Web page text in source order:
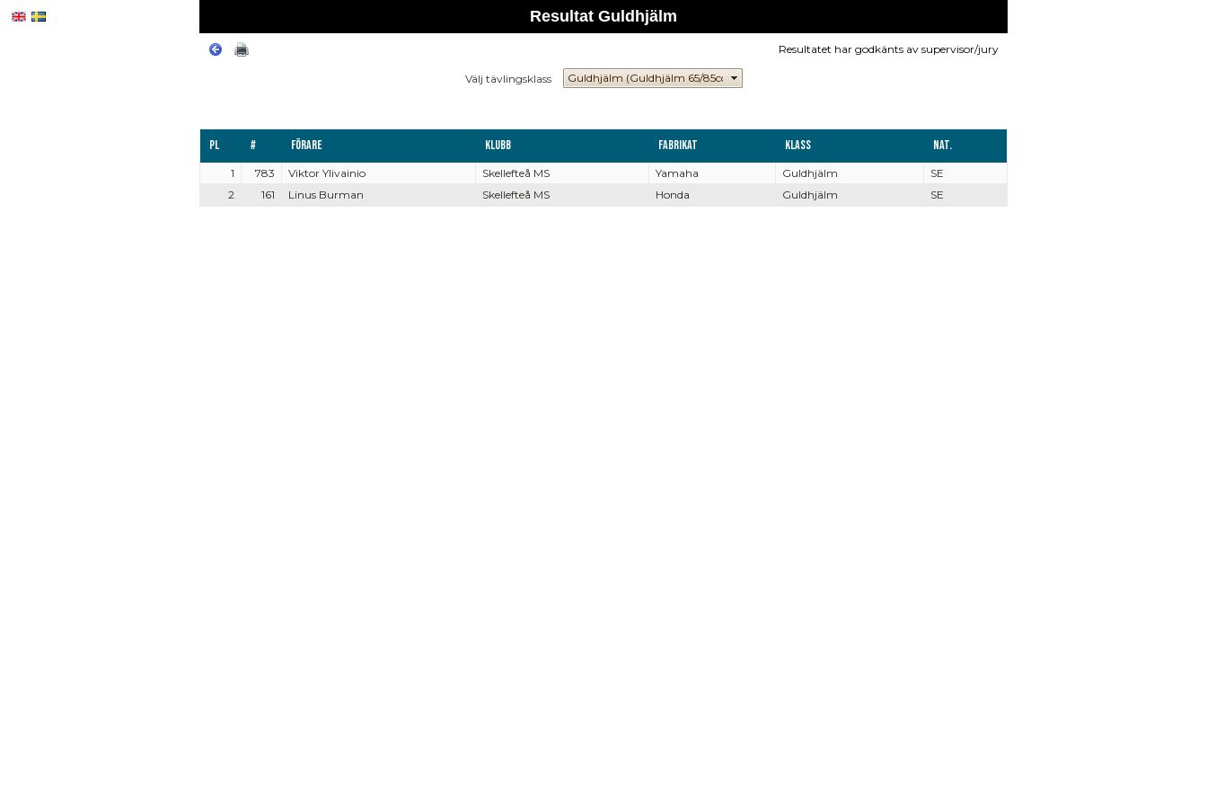
Resultat Guldhjälm
Resultatet har godkänts av supervisor/jury
Välj tävlingsklass
Pl # Förare Klubb Fabrikat Klass Nat.
1 783 Viktor Ylivainio Skellefteå MS Yamaha Guldhjälm
SE
2
161 Linus Burman Skellefteå MS Honda Guldhjälm SE